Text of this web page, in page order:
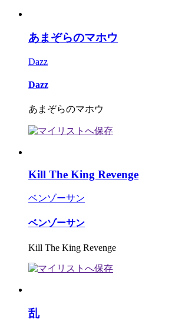
あまぞらのマホウ
Dazz
Dazz
あまぞらのマホウ
Kill The King Revenge
ベンゾーサン
ベンゾーサン
Kill The King Revenge
乱